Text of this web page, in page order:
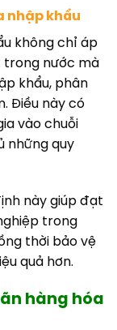
nhập khẩu
không chỉ áp
trong nước mà
khẩu, phân
Điều này có
vào chuỗi
những quy
này giúp đạt
trong
thời bảo vệ
quả hơn.
hàng hóa